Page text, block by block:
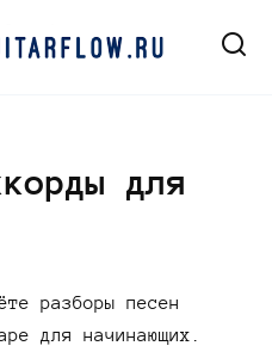
для
разборы песен
для начинающих.